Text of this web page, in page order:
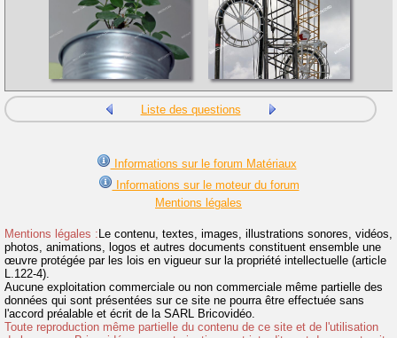
Liste des questions
Informations sur le forum Matériaux
Informations sur le moteur du forum
Mentions légales
Mentions légales : Le contenu, textes, images, illustrations sonores, vidéos,
photos, animations, logos et autres documents constituent ensemble une
œuvre protégée par les lois en vigueur sur la propriété intellectuelle (article
L.122-4).
Aucune exploitation commerciale ou non commerciale même partielle des
données qui sont présentées sur ce site ne pourra être effectuée sans
l'accord préalable et écrit de la SARL Bricovidéo.
Toute reproduction même partielle du contenu de ce site et de l'utilisation